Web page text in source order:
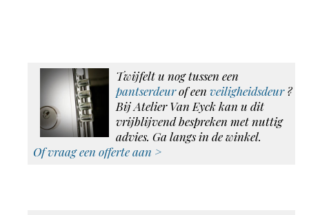
Twijfelt u nog tussen een
pantserdeurof een veiligheidsdeur?
Bij Atelier Van Eyck kan u dit
vrijblijvend bespreken met nuttig
advies. Ga langs in de winkel.
Of vraag een offerte aan >